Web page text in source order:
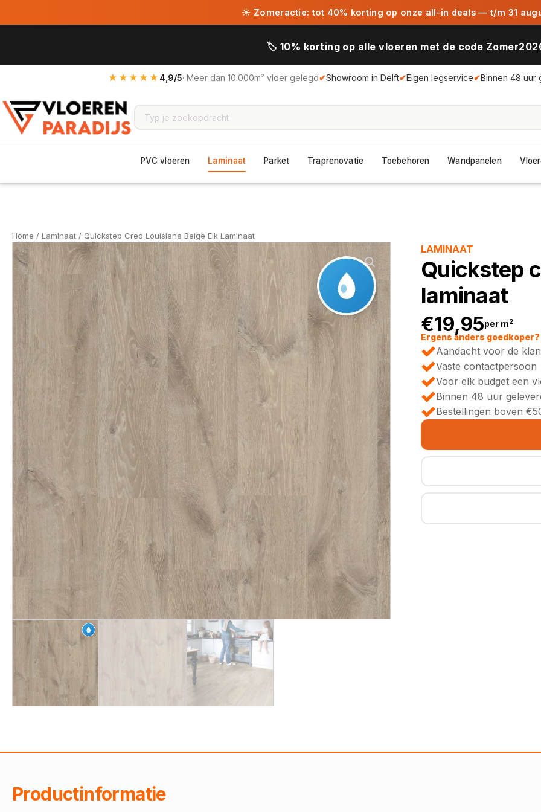
☀ Zomeractie: tot 40% korting op onze all-in deals — t/m 31
🏷️ 10% korting op alle vloeren met de code
★★★★★ 4,9/5· Meer dan 10.000m² vloer gelegd✔Showroom in Delft✔Eigen legservice✔Binnen 48 uur
PVC vloeren Laminaat Parket Traprenovatie Toebehoren Wandpanelen
Home / Laminaat / Quickstep Creo Louisiana Beige Eik Laminaat
LAMINAAT
Quickstep
laminaat
€19,95per m2
Ergens anders
Aandacht voor de
Vaste contactpersoon
Voor elk budget een
Binnen 48 uur
Bestellingen boven
Productinformatie